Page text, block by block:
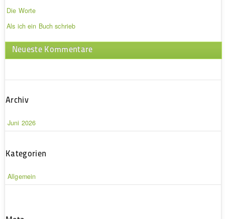
Die Worte
Als ich ein Buch schrieb
Neueste Kommentare
Archiv
Juni 2026
Kategorien
Allgemein